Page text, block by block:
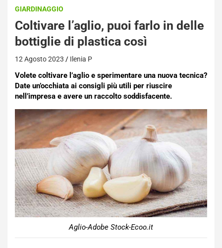
GIARDINAGGIO
Coltivare l’aglio, puoi farlo in delle
bottiglie di plastica così
12 Agosto 2023 Ilenia P
Volete coltivare l’aglio e sperimentare una nuova tecnica?
Date un’occhiata ai consigli più utili per riuscire
nell’impresa e avere un raccolto soddisfacente.
Aglio-Adobe Stock-Ecoo.it